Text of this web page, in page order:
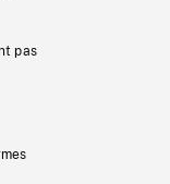
pas